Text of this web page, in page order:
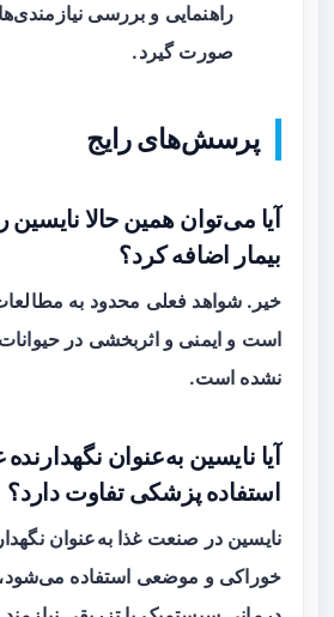
راهنمایی و بررسی
صورت گیرد.
پرسش‌های رایج
آیا می‌توان همین حالا نایسین
بیمار اضافه کرد؟
خیر. شواهد فعلی محدود به
است و ایمنی و اثربخشی در حیوانات
نشده است.
آیا نایسین به‌عنوان نگهدارنده
استفاده پزشکی تفاوت دارد؟
نایسین در صنعت غذا به‌عنوان
خوراکی و موضعی استفاده می‌شود،